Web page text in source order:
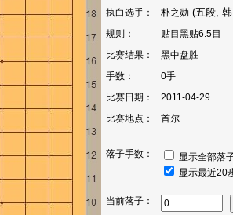
执白选手： 朴之勋 (五段,
规则：
贴目黑贴6.5目
比赛结果：
黑中盘胜
手数：
0手
比赛日期：
2011-04-29
比赛地点：
首尔
落子手数：
显示全部落
显示最近20
当前落子：